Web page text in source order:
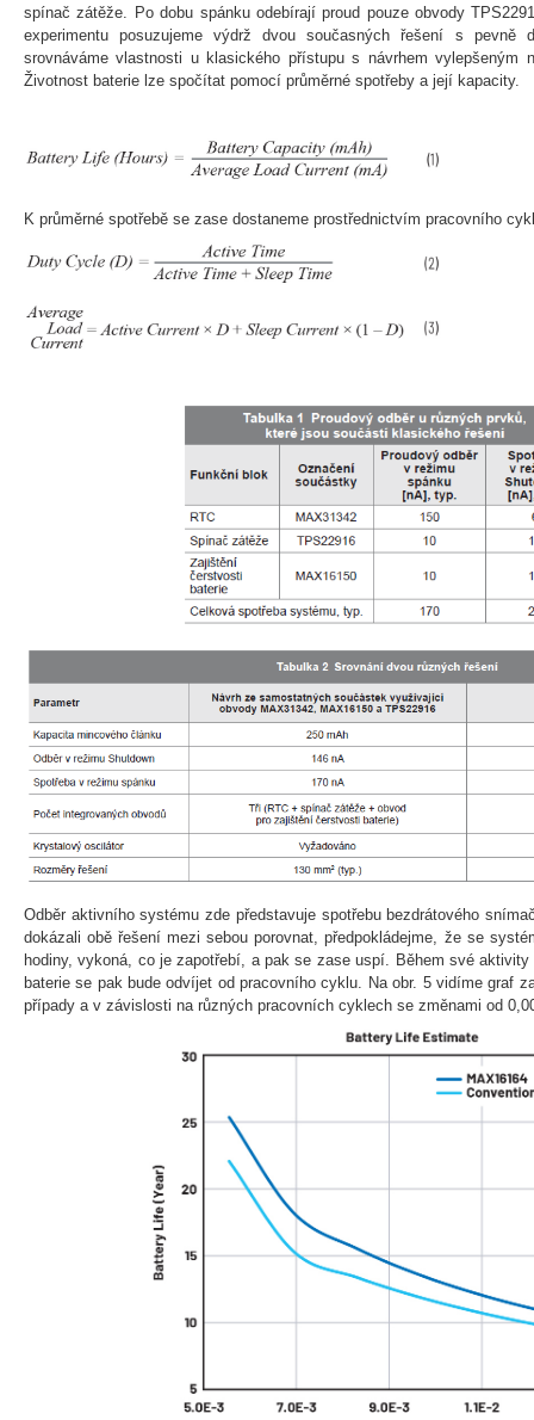
spínač zátěže. Po dobu spánku odebírají proud pouze obvody
experimentu posuzujeme výdrž dvou současných řešení s pevně
srovnáváme vlastnosti u klasického přístupu s návrhem vylepšeným
Životnost baterie lze spočítat pomocí průměrné spotřeby a její kapacity.
K průměrné spotřebě se zase dostaneme prostřednictvím pracovního
Odběr aktivního systému zde představuje spotřebu bezdrátového
dokázali obě řešení mezi sebou porovnat, předpokládejme, že se
hodiny, vykoná, co je zapotřebí, a pak se zase uspí. Během své
baterie se pak bude odvíjet od pracovního cyklu. Na obr. 5 vidíme graf
případy a v závislosti na různých pracovních cyklech se změnami od